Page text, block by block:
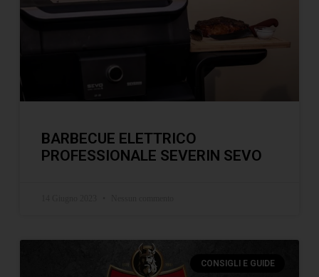
BARBECUE ELETTRICO
PROFESSIONALE SEVERIN SEVO
CONSIGLI E GUIDE